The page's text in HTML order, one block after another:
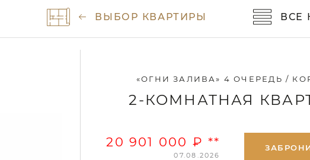
ВЫБОР КВАРТИРЫ ВСЕ
«ОГНИ ЗАЛИВА» 4 ОЧЕРЕДЬ /
2-КОМНАТНАЯ
20 901 000 ₽ **
07.08.2026